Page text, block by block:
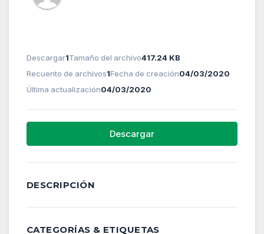
Descargar1Tamaño del archivo417.24 KB
Recuento de archivos1Fecha de creación04/03/2020
Última actualización04/03/2020
Descargar
DESCRIPCIÓN
CATEGORÍAS & ETIQUETAS